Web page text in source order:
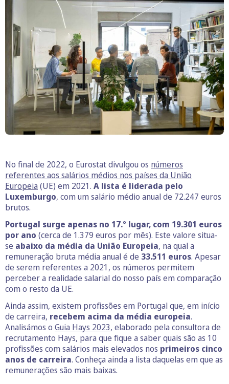
No final de 2022, o Eurostat divulgou os números
referentes aos salários médios nos países da União
Europeia (UE) em 2021. A lista é liderada pelo
Luxemburgo, com um salário médio anual de 72.247 euros
brutos.
Portugal surge apenas no 17.º lugar, com 19.301 euros
por ano (cerca de 1.379 euros por mês). Este valore situa-
se abaixo da média da União Europeia, na qual a
remuneração bruta média anual é de 33.511 euros. Apesar
de serem referentes a 2021, os números permitem
perceber a realidade salarial do nosso país em comparação
com o resto da UE.
Ainda assim, existem profissões em Portugal que, em início
de carreira, recebem acima da média europeia.
Analisámos o Guia Hays 2023, elaborado pela consultora de
recrutamento Hays, para que fique a saber quais são as 10
profissões com salários mais elevados nos primeiros cinco
anos de carreira. Conheça ainda a lista daquelas em que as
remunerações são mais baixas.